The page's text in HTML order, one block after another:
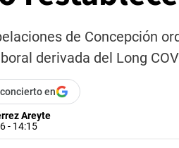
de Concepción
derivada del Long
en
Areyte
- 14:15